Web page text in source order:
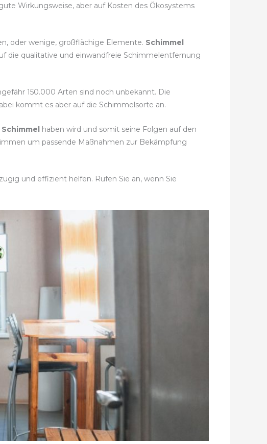
Wirkungsweise, aber auf Kosten des Ökosystems
oder wenige, großflächige Elemente. Schimmel
die qualitative und einwandfreie Schimmelentfernung
150.000 Arten sind noch unbekannt. Die
kommt es aber auf die Schimmelsorte an.
Schimmel haben wird und somit seine Folgen auf den
um passende Maßnahmen zur Bekämpfung
und effizient helfen. Rufen Sie an, wenn Sie